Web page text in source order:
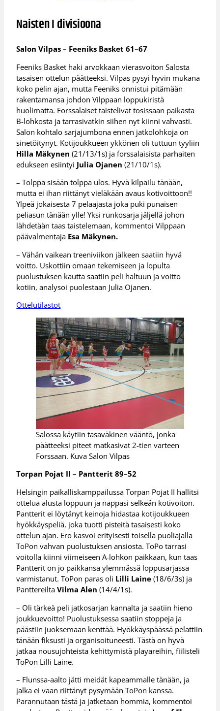
Naisten I divisioona
Salon Vilpas – Feeniks Basket 61–67
Feeniks Basket haki arvokkaan vierasvoiton Salosta
tasaisen ottelun päätteeksi. Vilpas pysyi hyvin mukana
koko pelin ajan, mutta Feeniks onnistui pitämään
rakentamansa johdon Vilppaan loppukiristä
huolimatta. Forssalaiset taistelivat tosissaan paikasta
B-lohkosta ja tarrasivatkin siihen nyt kiinni vahvasti.
Salon kohtalo sarjajumbona ennen jatkolohkoja on
sinetöitynyt. Kotijoukkueen ykkönen oli tuttuun tyyliin
Hilla Mäkynen (21/13/1s) ja forssalaisista parhaiten
edukseen esiintyi Julia Ojanen (21/10/1s).
– Tolppa sisään tolppa ulos. Hyvä kilpailu tänään,
mutta ei ihan riittänyt vieläkään avaus kotivoittoon!!
Ylpeä jokaisesta 7 pelaajasta joka puki punaisen
peliasun tänään ylle! Yksi runkosarja jäljellä johon
lähdetään taas taistelemaan, kommentoi Vilppaan
päävalmentaja Esa Mäkynen.
– Vähän vaikean treeniviikon jälkeen saatiin hyvä
voitto. Uskottiin omaan tekemiseen ja lopulta
puolustuksen kautta saatiin peli haltuun ja voitto
kotiin, analysoi puolestaan Julia Ojanen.
Ottelutilastot
Salossa käytiin tasaväkinen vääntö, jonka
päätteeksi piteet matkasivat 2-tien varteen
Forssaan. Kuva Salon Vilpas
Torpan Pojat II – Pantterit 89–52
Helsingin paikalliskamppailussa Torpan Pojat II hallitsi
ottelua alusta loppuun ja nappasi selkeän kotivoiton.
Pantterit ei löytänyt keinoja hidastaa kotijoukkueen
hyökkäyspeliä, joka tuotti pisteitä tasaisesti koko
ottelun ajan. Ero kasvoi erityisesti toisella puoliajalla
ToPon vahvan puolustuksen ansiosta. ToPo tarrasi
voitolla kiinni viimeiseen A-lohkon paikkaan, kun taas
Pantterit on jo paikkansa ylemmässä loppusarjassa
varmistanut. ToPon paras oli Lilli Laine (18/6/3s) ja
PanttereiltaVilma Alen (14/4/1s).
– Oli tärkeä peli jatkosarjan kannalta ja saatiin hieno
joukkuevoitto! Puolustuksessa saatiin stoppeja ja
päästiin juoksemaan kenttää. Hyökkäyspäässä pelattiin
tänään fiksusti ja organisoituneesti. Tästä on hyvä
jatkaa nousujohteista kehittymistä playareihin, fiilisteli
ToPon Lilli Laine.
– Flunssa-aalto jätti meidät kapeammalle tänään, ja
jalka ei vaan riittänyt pysymään ToPon kanssa.
Parannutaan tästä ja jatketaan hommia, kommentoi